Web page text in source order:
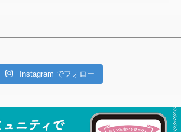
Instagram でフォロー